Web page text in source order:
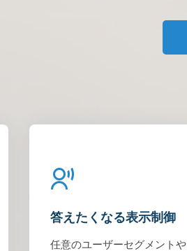
答えたくなる表示制御
任意のユーザーセグメントや